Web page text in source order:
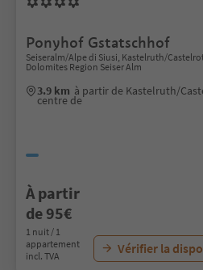
Ponyhof Gstatschhof
Seiseralm/Alpe di Siusi, Kastelruth/
Dolomites Region Seiser Alm
3.9 km à partir de Kastelruth/
centre de
À partir
de 95€
1 nuit / 1
appartement
incl. TVA
Vérifier la